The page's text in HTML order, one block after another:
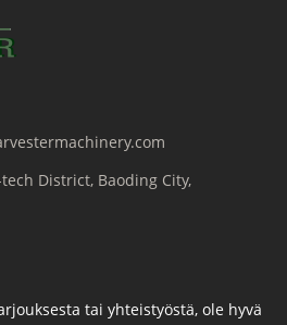
District, Baoding City,
tai yhteistyöstä, ole hyvä